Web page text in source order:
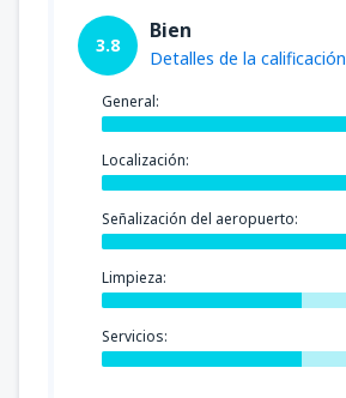
3.8
Bien
Detalles de la calificación
General:
Localización:
Señalización del aeropuerto:
Limpieza:
Servicios: